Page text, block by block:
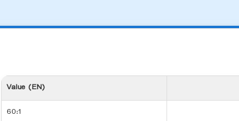
Value (EN)
60:1